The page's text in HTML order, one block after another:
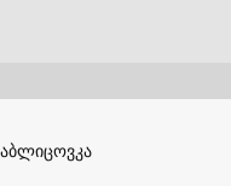
აბლიცოვკა